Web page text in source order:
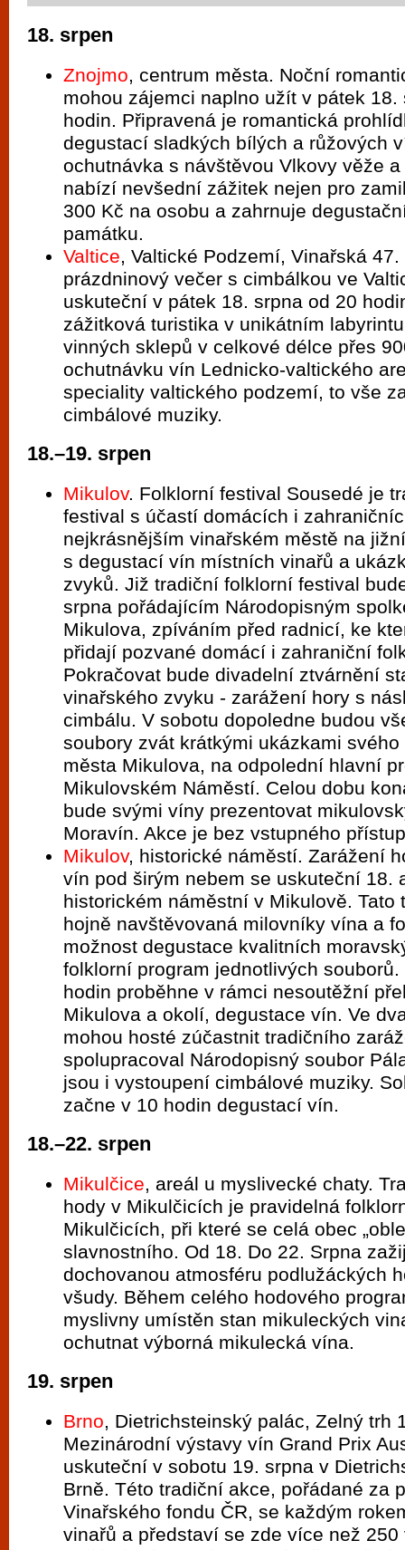
18. srpen
Znojmo, centrum města. Noční
mohou zájemci naplno užít v pátek 18.
hodin. Připravená je romantická
degustací sladkých bílých a růžových
ochutnávka s návštěvou Vlkovy věže
nabízí nevšední zážitek nejen pro
300 Kč na osobu a zahrnuje
památku.
Valtice, Valtické Podzemí, Vinařská
prázdninový večer s cimbálkou ve
uskuteční v pátek 18. srpna od 20
zážitková turistika v unikátním
vinných sklepů v celkové délce přes
ochutnávku vín Lednicko-valtického
speciality valtického podzemí, to vše
cimbálové muziky.
18.–19. srpen
Mikulov. Folklorní festival Sousedé je
festival s účastí domácích i
nejkrásnějším vinařském městě na
s degustací vín místních vinařů a
zvyků. Již tradiční folklorní festival
srpna pořádajícím Národopisným
Mikulova, zpíváním před radnicí, ke
přidají pozvané domácí i zahraniční
Pokračovat bude divadelní ztvárnění
vinařského zvyku - zarážení hory s
cimbálu. V sobotu dopoledne budou
soubory zvát krátkými ukázkami
města Mikulova, na odpolední hlavní
Mikulovském Náměstí. Celou dobu
bude svými víny prezentovat
Moravín. Akce je bez vstupného
Mikulov, historické náměstí. Zarážení
vín pod širým nebem se uskuteční 18.
historickém náměstní v Mikulově. Tato
hojně navštěvovaná milovníky vína a
možnost degustace kvalitních
folklorní program jednotlivých
hodin proběhne v rámci nesoutěžní
Mikulova a okolí, degustace vín. Ve
mohou hosté zúčastnit tradičního
spolupracoval Národopisný soubor
jsou i vystoupení cimbálové muziky.
začne v 10 hodin degustací vín.
18.–22. srpen
Mikulčice, areál u myslivecké chaty.
hody v Mikulčicích je pravidelná
Mikulčicích, při které se celá obec
slavnostního. Od 18. Do 22. Srpna
dochovanou atmosféru podlužáckých
všudy. Během celého hodového
myslivny umístěn stan mikuleckých
ochutnat výborná mikulecká vína.
19. srpen
Brno, Dietrichsteinský palác, Zelný trh
Mezinárodní výstavy vín Grand Prix
uskuteční v sobotu 19. srpna v
Brně. Této tradiční akce, pořádané za
Vinařského fondu ČR, se každým
vinařů a představí se zde více než 250